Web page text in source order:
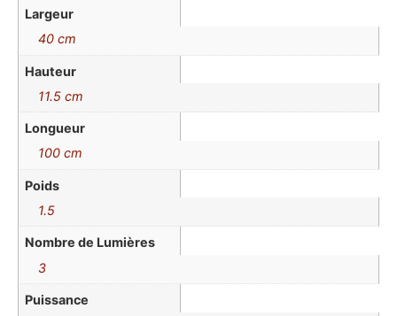
Largeur
40 cm
Hauteur
11.5 cm
Longueur
100 cm
Poids
1.5
Nombre de Lumières
3
Puissance